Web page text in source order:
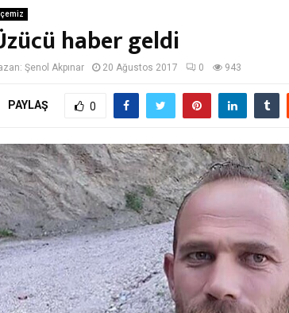
haber geldi
Şenol Akpınar 20 Ağustos 2017 0 943
PAYLAŞ 0